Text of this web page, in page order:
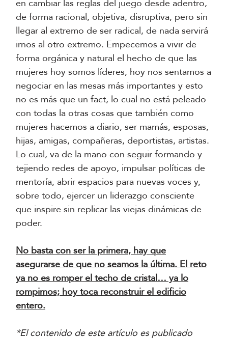
en cambiar las reglas del juego desde adentro,
de forma racional, objetiva, disruptiva, pero sin
llegar al extremo de ser radical, de nada servirá
irnos al otro extremo. Empecemos a vivir de
forma orgánica y natural el hecho de que las
mujeres hoy somos líderes, hoy nos sentamos a
negociar en las mesas más importantes y esto
no es más que un fact, lo cual no está peleado
con todas la otras cosas que también como
mujeres hacemos a diario, ser mamás, esposas,
hijas, amigas, compañeras, deportistas, artistas.
Lo cual, va de la mano con seguir formando y
tejiendo redes de apoyo, impulsar políticas de
mentoría, abrir espacios para nuevas voces y,
sobre todo, ejercer un liderazgo consciente
que inspire sin replicar las viejas dinámicas de
poder.
No basta con ser la primera, hay que
asegurarse de que no seamos la última. El reto
ya no es romper el techo de cristal… ya lo
rompimos; hoy toca reconstruir el edificio
entero.
*El contenido de este artículo es publicado